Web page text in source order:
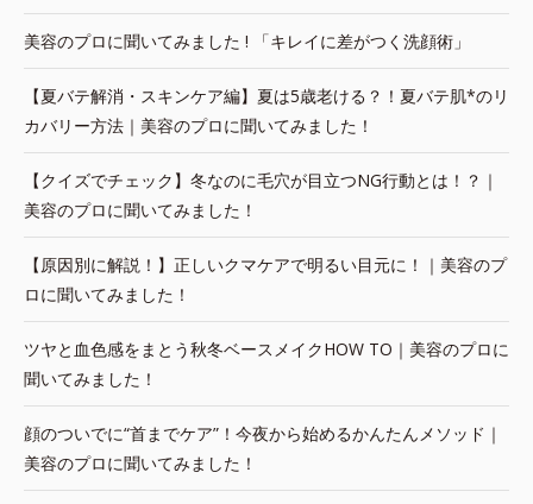
美容のプロに聞いてみました ! 「キレイに差がつく洗顔術」
【夏バテ解消・スキンケア編】夏は5歳老ける？！夏バテ肌*のリ
カバリー方法｜美容のプロに聞いてみました！
【クイズでチェック】冬なのに毛穴が目立つNG行動とは！？｜
美容のプロに聞いてみました！
【原因別に解説！】正しいクマケアで明るい目元に！｜美容のプ
ロに聞いてみました！
ツヤと血色感をまとう秋冬ベースメイクHOW TO｜美容のプロに
聞いてみました！
顔のついでに“首までケア”！今夜から始めるかんたんメソッド｜
美容のプロに聞いてみました！